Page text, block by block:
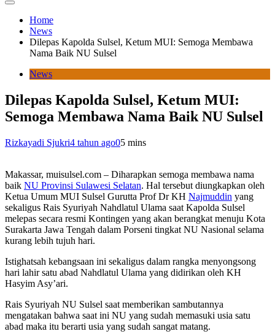
Home
News
Dilepas Kapolda Sulsel, Ketum MUI: Semoga Membawa
Nama Baik NU Sulsel
News
Dilepas Kapolda Sulsel, Ketum MUI:
Semoga Membawa Nama Baik NU Sulsel
Rizkayadi Sjukri4 tahun ago05 mins
Makassar, muisulsel.com – Diharapkan semoga membawa nama
baik NU Provinsi Sulawesi Selatan. Hal tersebut diungkapkan oleh
Ketua Umum MUI Sulsel Gurutta Prof Dr KH Najmuddin yang
sekaligus Rais Syuriyah Nahdlatul Ulama saat Kapolda Sulsel
melepas secara resmi Kontingen yang akan berangkat menuju Kota
Surakarta Jawa Tengah dalam Porseni tingkat NU Nasional selama
kurang lebih tujuh hari.
Istighatsah kebangsaan ini sekaligus dalam rangka menyongsong
hari lahir satu abad Nahdlatul Ulama yang didirikan oleh KH
Hasyim Asy’ari.
Rais Syuriyah NU Sulsel saat memberikan sambutannya
mengatakan bahwa saat ini NU yang sudah memasuki usia satu
abad maka itu berarti usia yang sudah sangat matang.